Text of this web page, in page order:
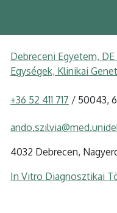
Debreceni Egyetem,
Egységek, Klinikai
+36 52 411 717 / 50043,
4032 Debrecen,
In Vitro Diagnosztikai